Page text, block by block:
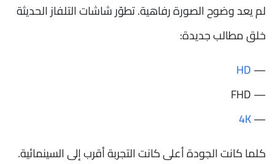
لم يعد وضوح الصورة رفاهية. تطوّر شاشات التلفاز الحديثة
خلق مطالب جديدة:
—
HD
— FHD
—
4K
كلما كانت الجودة أعلى كانت التجربة أقرب إلى السينمائية.